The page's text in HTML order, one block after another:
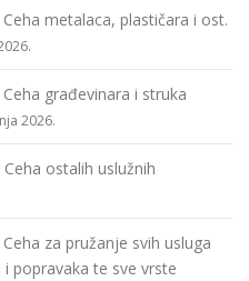
metalaca, plastičara i ost.
građevinara i struka
2026.
ostalih uslužnih
za pružanje svih usluga
popravaka te sve vrste